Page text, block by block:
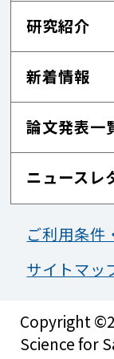
研究紹介
新着情報
論文発表一
ニュースレ
ご利用条件
サイトマッ
Copyright
Science for